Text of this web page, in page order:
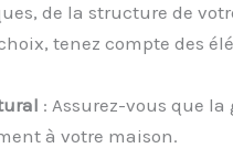
de la structure de
tenez compte des
: Assurez-vous que
à votre maison.